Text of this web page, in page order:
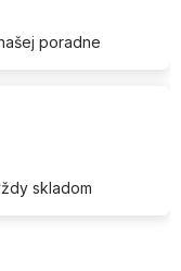
poradne
skladom